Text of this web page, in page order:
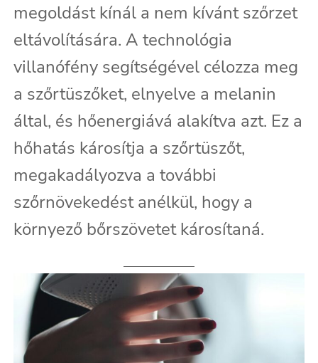
megoldást kínál a nem kívánt szőrzet
eltávolítására. A technológia
villanófény segítségével célozza meg
a szőrtüszőket, elnyelve a melanin
által, és hőenergiává alakítva azt. Ez a
hőhatás károsítja a szőrtüszőt,
megakadályozva a további
szőrnövekedést anélkül, hogy a
környező bőrszövetet károsítaná.